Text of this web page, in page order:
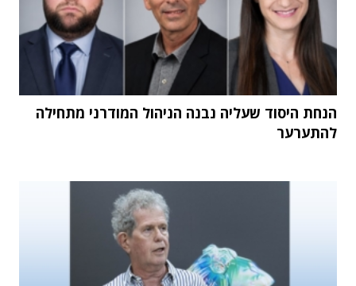
הנחת היסוד שעליה נבנה הניהול המודרני מתחילה
להתערער